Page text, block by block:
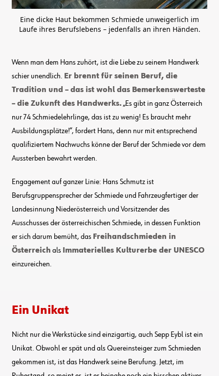
Eine dicke Haut bekommen Schmiede unweigerlich im
Laufe ihres Berufslebens – jedenfalls an ihren Händen.
Wenn man dem Hans zuhört, ist die Liebe zu seinem Handwerk
schier unendlich. Er brennt für seinen Beruf, die
Tradition und – das ist wohl das Bemerkenswerteste
– die Zukunft des Handwerks.„Es gibt in ganz Österreich
nur 74 Schmiedelehrlinge, das ist zu wenig! Es braucht mehr
Ausbildungsplätze!“, fordert Hans, denn nur mit entsprechend
qualifiziertem Nachwuchs könne der Beruf der Schmiede vor dem
Aussterben bewahrt werden.
Engagement auf ganzer Linie: Hans Schmutz ist
Berufsgruppensprecher der Schmiede und Fahrzeugfertiger der
Landesinnung Niederösterreich und Vorsitzender des
Ausschusses der österreichischen Schmiede, in dessen Funktion
er sich darum bemüht, das Freihandschmieden in
Österreich als Immaterielles Kulturerbe der UNESCO
einzureichen.
Ein Unikat
Nicht nur die Werkstücke sind einzigartig, auch Sepp Eybl ist ein
Unikat. Obwohl er spät und als Quereinsteiger zum Schmieden
gekommen ist, ist das Handwerk seine Berufung. Jetzt, im